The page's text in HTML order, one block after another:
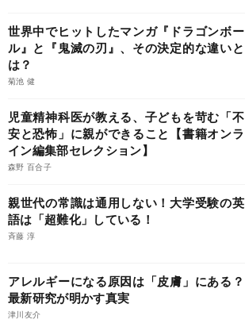
世界中でヒットしたマンガ『ドラゴンボー
ル』と『鬼滅の刃』、その決定的な違いと
は？
菊池 健
児童精神科医が教える、子どもを苛む「不
安と恐怖」に親ができること【書籍オンラ
イン編集部セレクション】
森野 百合子
親世代の常識は通用しない！大学受験の英
語は「超難化」している！
斉藤 淳
アレルギーになる原因は「皮膚」にある？
最新研究が明かす真実
津川友介